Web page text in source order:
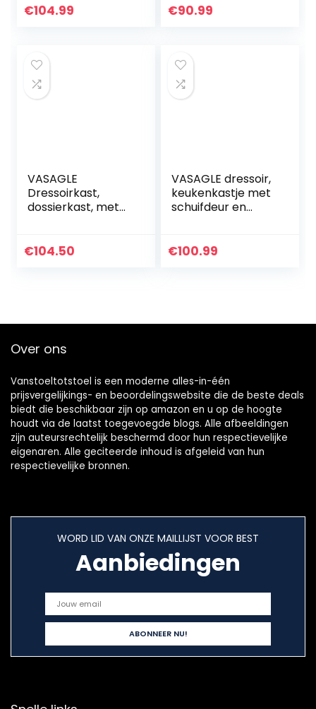
kantoor, stabiel
€104.99
keuken,
€90.99
VASAGLE
Dressoirkast,
dossierkast, met
80 x 30 x 80,5 cm,
€104.50
VASAGLE dressoir,
keukenkastje met
schuifdeur en
badkamerkast,
€100.99
Over ons
Vanstoeltotstoel is een moderne alles-in-één
prijsvergelijkings- en beoordelingswebsite die de beste deals
biedt die beschikbaar zijn op amazon en u op de hoogte
houdt via de laatst toegevoegde blogs. Alle afbeeldingen
zijn auteursrechtelijk beschermd door hun respectievelijke
eigenaren. Alle geciteerde inhoud is afgeleid van hun
respectievelijke bronnen.
WORD LID VAN ONZE MAILLIJST VOOR BEST
Aanbiedingen